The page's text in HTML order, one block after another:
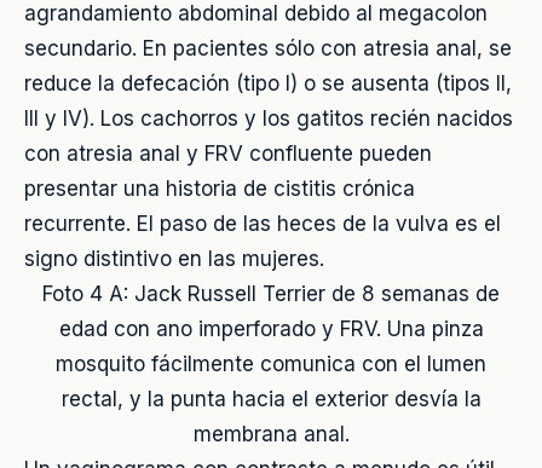
agrandamiento abdominal debido al megacolon
secundario. En pacientes sólo con atresia anal, se
reduce la defecación (tipo I) o se ausenta (tipos II,
III y IV). Los cachorros y los gatitos recién nacidos
con atresia anal y FRV confluente pueden
presentar una historia de cistitis crónica
recurrente. El paso de las heces de la vulva es el
signo distintivo en las mujeres.
Foto 4 A: Jack Russell Terrier de 8 semanas de
edad con ano imperforado y FRV. Una pinza
mosquito fácilmente comunica con el lumen
rectal, y la punta hacia el exterior desvía la
membrana anal.